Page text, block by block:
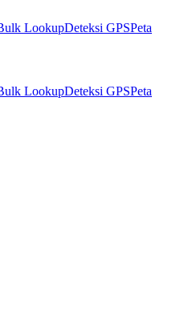
LookupDeteksi GPSPeta
LookupDeteksi GPSPeta